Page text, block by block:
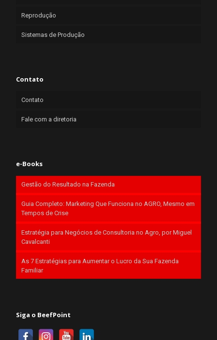
Reprodução
Sistemas de Produção
Contato
Contato
Fale com a diretoria
e-Books
Gestão do Resultado na Fazenda
Guia Completo: Marketing Que Funciona no AGRO, Mesmo em
Tempos de Crise
Estratégia para Negócios de Consultoria no Agro, por Miguel
Cavalcanti
As 7 Estratégias para Aumentar o Lucro da Sua Fazenda
Familiar
Siga o BeefPoint